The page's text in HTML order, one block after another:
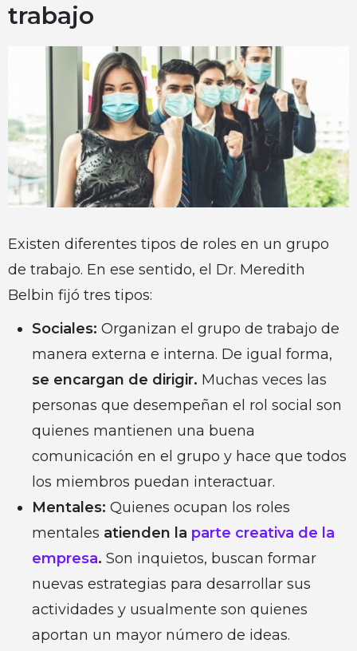
trabajo
Existen diferentes tipos de roles en un grupo
de trabajo. En ese sentido, el Dr. Meredith
Belbin fijó tres tipos:
Sociales: Organizan el grupo de trabajo de
manera externa e interna. De igual forma,
se encargan de dirigir. Muchas veces las
personas que desempeñan el rol social son
quienes mantienen una buena
comunicación en el grupo y hace que todos
los miembros puedan interactuar.
Mentales: Quienes ocupan los roles
mentales atienden la parte creativa de la
empresa. Son inquietos, buscan formar
nuevas estrategias para desarrollar sus
actividades y usualmente son quienes
aportan un mayor número de ideas.